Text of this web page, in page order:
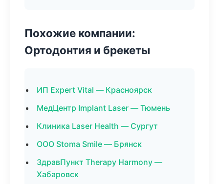
Похожие компании:
Ортодонтия и брекеты
ИП Expert Vital — Красноярск
МедЦентр Implant Laser — Тюмень
Клиника Laser Health — Сургут
ООО Stoma Smile — Брянск
ЗдравПункт Therapy Harmony —
Хабаровск